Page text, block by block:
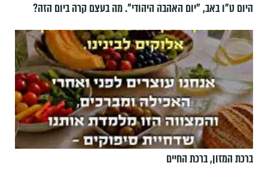
היום ט"ו באב, ”יום האהבה היהודי". מה בעצם קרה ביום הזה?
ברכת המזון, ברכת החיים